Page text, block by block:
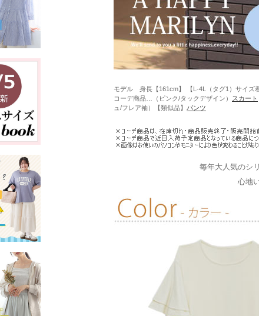
モデル 身長【161cm】 【L-4L（タグ1）サイズ着
コーデ商品…（ピンク/タックデザイン） スカート
ュ/フレア袖）【類似品】 パンツ
毎年大人気のシ
心地